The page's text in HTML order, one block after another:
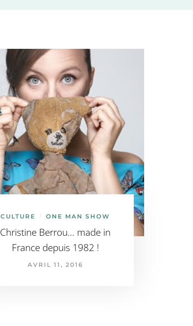
CULTURE / ONE MAN SHOW
Christine Berrou… made in
France depuis 1982 !
AVRIL 11, 2016